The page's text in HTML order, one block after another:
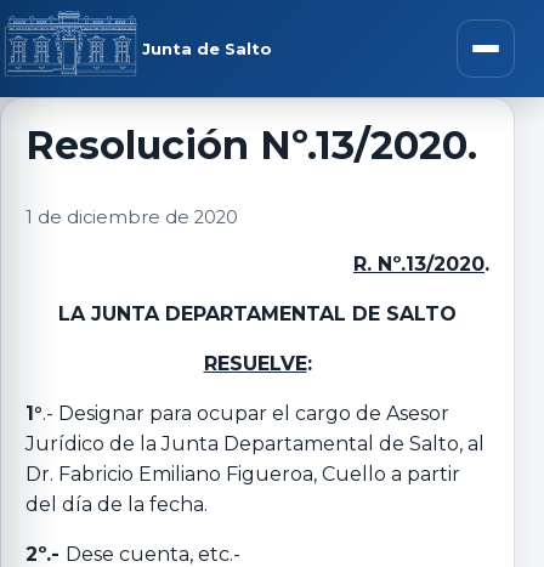
Saltar al contenido
Junta de Salto Abrir
menú
Resolución Nº.13/2020.
1 de diciembre de 2020
R. Nº.13/2020.
LA JUNTA DEPARTAMENTAL DE SALTO
RESUELVE:
1°.- Designar para ocupar el cargo de Asesor
Jurídico de la Junta Departamental de Salto, al
Dr. Fabricio Emiliano Figueroa, Cuello a partir
del día de la fecha.
2º.- Dese cuenta, etc.-